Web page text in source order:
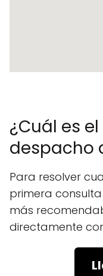
¿Cuál es
despacho
Para resolver
primera
más
directamente